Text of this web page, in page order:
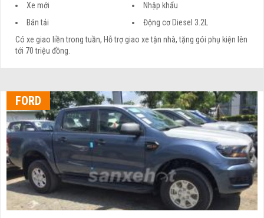
Xe mới
Nhập khẩu
Bán tải
Động cơ Diesel 3.2L
Có xe giao liền trong tuần, Hỗ trợ giao xe tận nhà, tặng gói phụ kiện lên
tới 70 triệu đồng.
FORD